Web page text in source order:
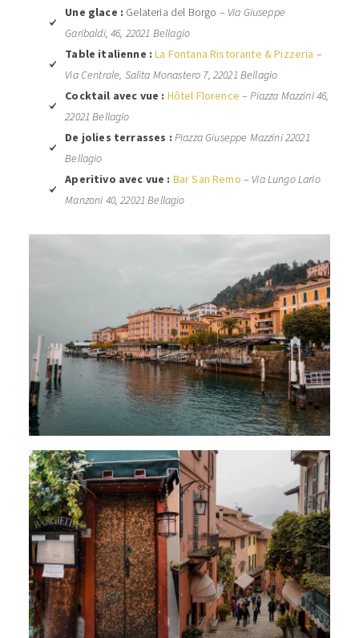
Une glace : Gelateria del Borgo – Via Giuseppe
Garibaldi, 46, 22021 Bellagio
Table italienne :La Fontana Ristorante & Pizzeria –
Via Centrale, Salita Monastero 7, 22021 Bellagio
Cocktail avec vue : Hôtel Florence –Piazza Mazzini 46,
22021 Bellagio
De jolies terrasses : Piazza Giuseppe Mazzini 22021
Bellagio
Aperitivo avec vue : Bar San Remo – Via Lungo Lario
Manzoni 40, 22021 Bellagio